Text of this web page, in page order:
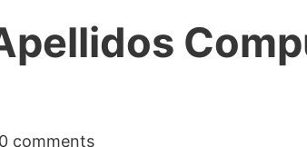
0 comments